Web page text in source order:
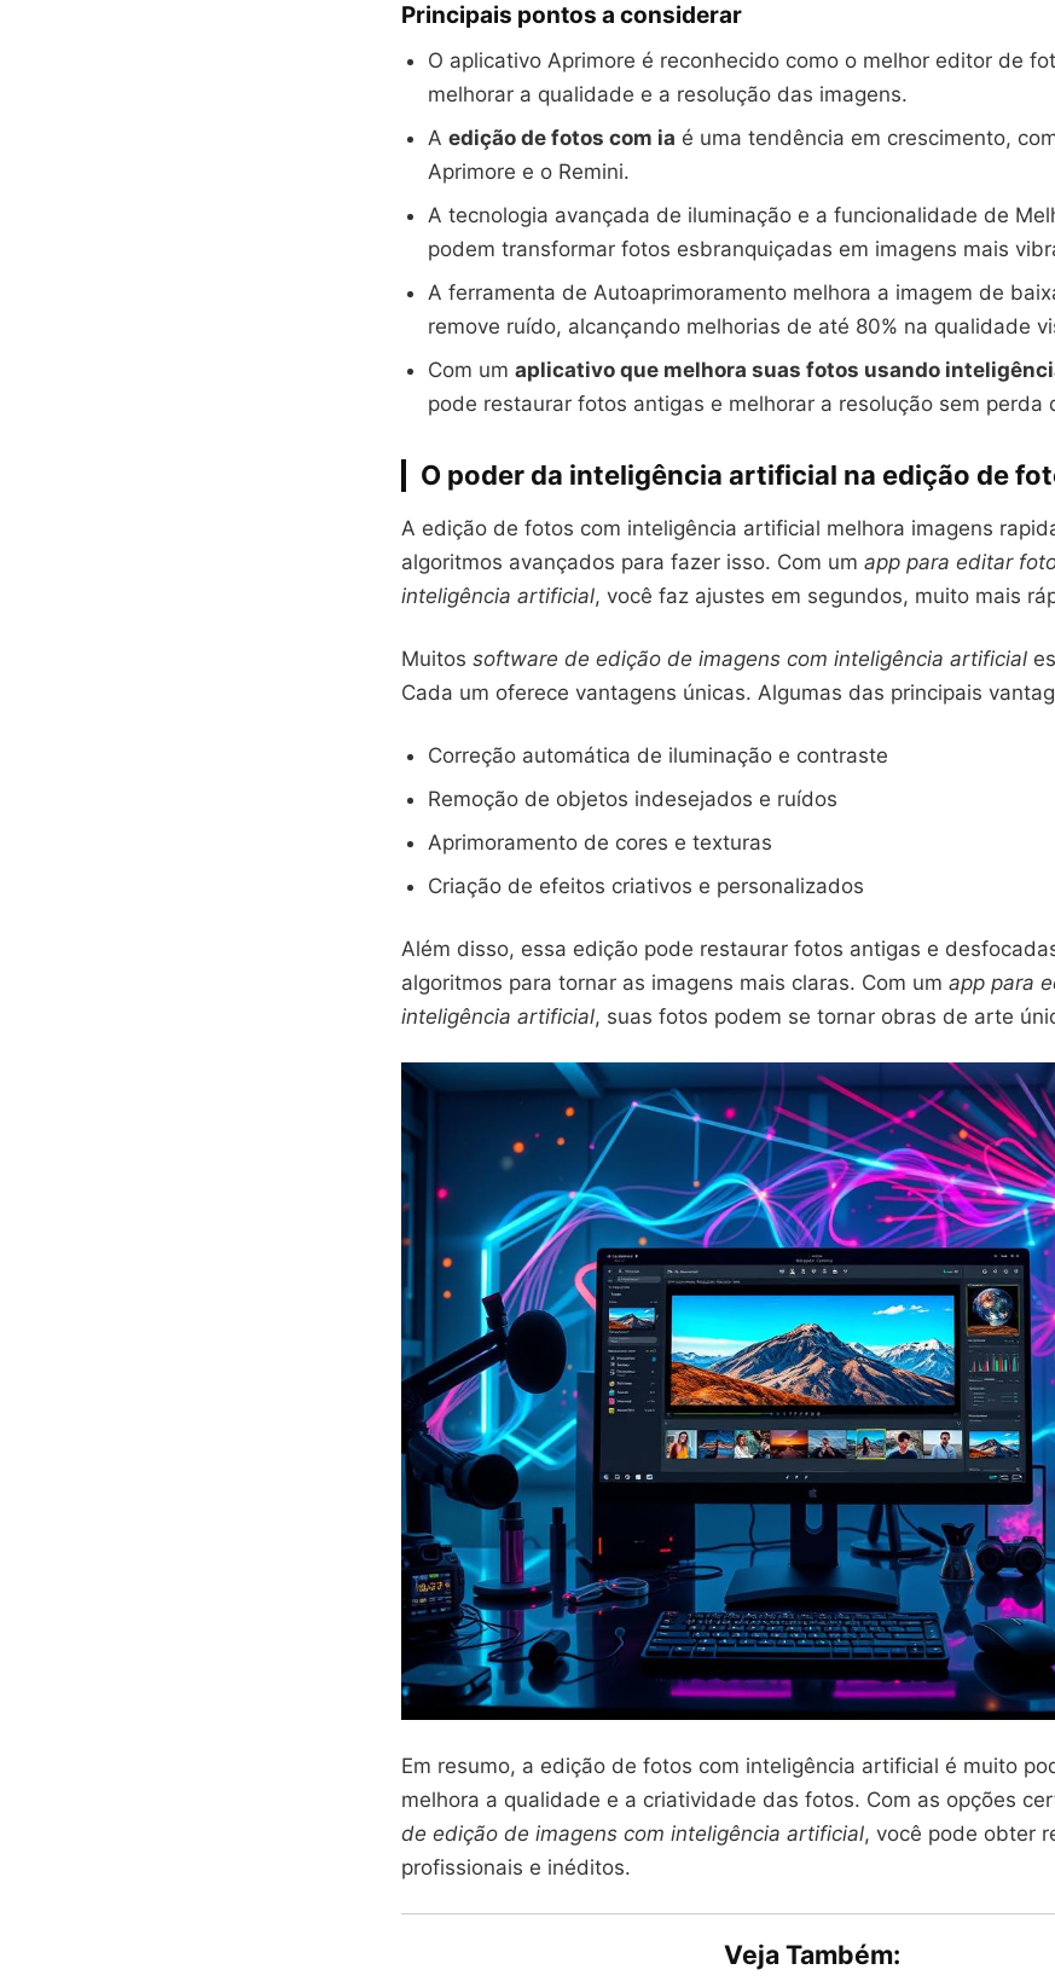
Principais pontos a considerar
O aplicativo Aprimore é reconhecido como o melhor editor de
melhorar a qualidade e a resolução das imagens.
A edição de fotos com ia é uma tendência em crescimento,
Aprimore e o Remini.
A tecnologia avançada de iluminação e a funcionalidade de
podem transformar fotos esbranquiçadas em imagens mais
A ferramenta de Autoaprimoramento melhora a imagem de
remove ruído, alcançando melhorias de até 80% na qualidade
Com um aplicativo que melhora suas fotos usando
pode restaurar fotos antigas e melhorar a resolução sem perda
O poder da inteligência artificial na edição de
A edição de fotos com inteligência artificial melhora imagens
algoritmos avançados para fazer isso. Com um app para editar
inteligência artificial, você faz ajustes em segundos, muito mais
Muitos software de edição de imagens com inteligência artificial
Cada um oferece vantagens únicas. Algumas das principais
Correção automática de iluminação e contraste
Remoção de objetos indesejados e ruídos
Aprimoramento de cores e texturas
Criação de efeitos criativos e personalizados
Além disso, essa edição pode restaurar fotos antigas e
algoritmos para tornar as imagens mais claras. Com um app para
inteligência artificial, suas fotos podem se tornar obras de arte
Em resumo, a edição de fotos com inteligência artificial é muito
melhora a qualidade e a criatividade das fotos. Com as opções
de edição de imagens com inteligência artificial, você pode obter
profissionais e inéditos.
Veja Também: